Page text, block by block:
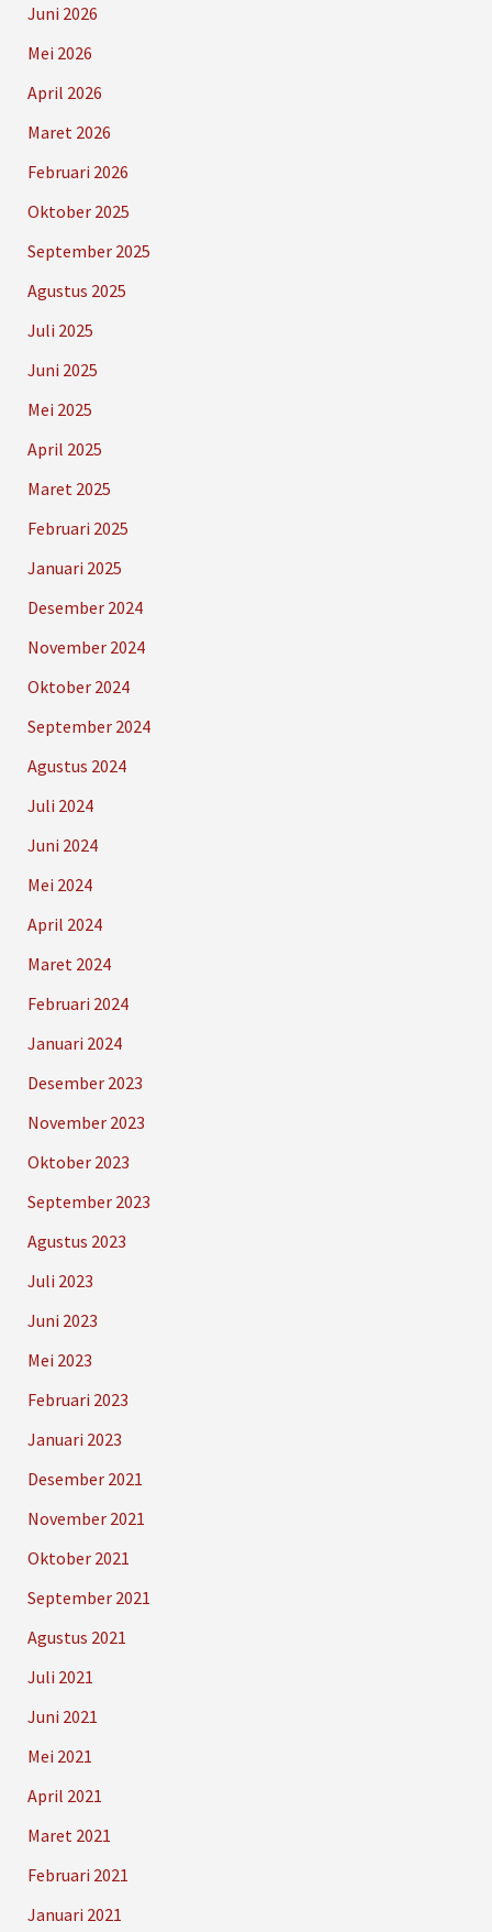
Juni 2026
Mei 2026
April 2026
Maret 2026
Februari 2026
Oktober 2025
September 2025
Agustus 2025
Juli 2025
Juni 2025
Mei 2025
April 2025
Maret 2025
Februari 2025
Januari 2025
Desember 2024
November 2024
Oktober 2024
September 2024
Agustus 2024
Juli 2024
Juni 2024
Mei 2024
April 2024
Maret 2024
Februari 2024
Januari 2024
Desember 2023
November 2023
Oktober 2023
September 2023
Agustus 2023
Juli 2023
Juni 2023
Mei 2023
Februari 2023
Januari 2023
Desember 2021
November 2021
Oktober 2021
September 2021
Agustus 2021
Juli 2021
Juni 2021
Mei 2021
April 2021
Maret 2021
Februari 2021
Januari 2021